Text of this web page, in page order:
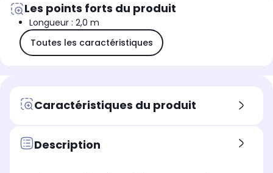
Les points forts du produit
Longueur : 2,0 m
Toutes les caractéristiques
Caractéristiques du produit
Description